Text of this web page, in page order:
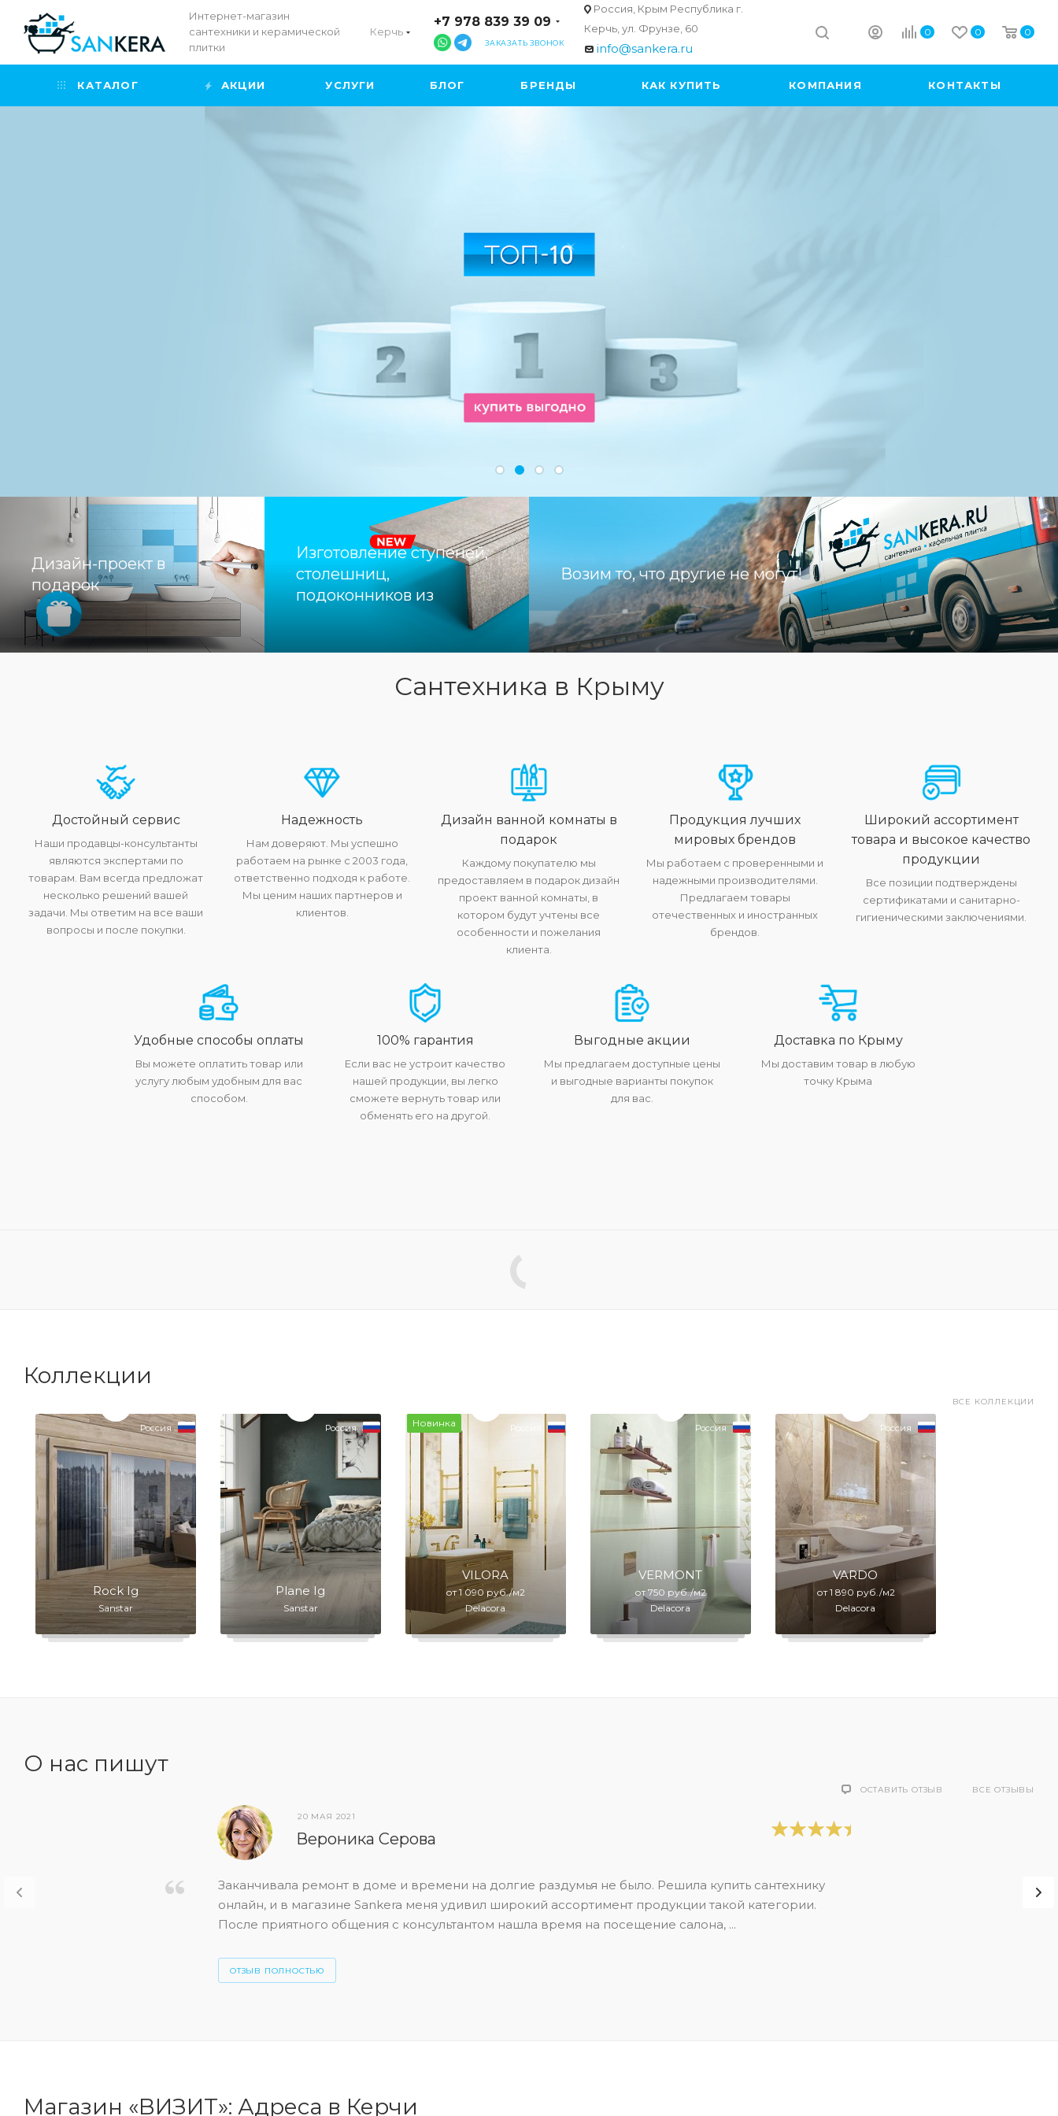
Интернет-магазин
сантехники и керамической
плитки
Керчь
+7 978 839 39 09
ЗАКАЗАТЬ ЗВОНОК
Россия, Крым Республика г.
Керчь, ул. Фрунзе, 60
info@sankera.ru
0 0 0
КАТАЛОГ АКЦИИ УСЛУГИ БЛОГ БРЕНДЫ КАК КУПИТЬ КОМПАНИЯ КОНТАКТЫ
Дизайн-проект в
подарок
Изготовление ступеней,
столешниц,
подоконников из
Возим то, что другие не могут!
Сантехника в Крыму
Достойный сервис
Наши продавцы-консультанты
являются экспертами по
товарам. Вам всегда предложат
несколько решений вашей
задачи. Мы ответим на все ваши
вопросы и после покупки.
Надежность
Нам доверяют. Мы успешно
работаем на рынке с 2003 года,
ответственно подходя к работе.
Мы ценим наших партнеров и
клиентов.
Дизайн ванной комнаты в
подарок
Каждому покупателю мы
предоставляем в подарок дизайн
проект ванной комнаты, в
котором будут учтены все
особенности и пожелания
клиента.
Продукция лучших
мировых брендов
Мы работаем с проверенными и
надежными производителями.
Предлагаем товары
отечественных и иностранных
брендов.
Широкий ассортимент
товара и высокое качество
продукции
Все позиции подтверждены
сертификатами и санитарно-
гигиеническими заключениями.
Удобные способы оплаты
Вы можете оплатить товар или
услугу любым удобным для вас
способом.
100% гарантия
Если вас не устроит качество
нашей продукции, вы легко
сможете вернуть товар или
обменять его на другой.
Выгодные акции
Мы предлагаем доступные цены
и выгодные варианты покупок
для вас.
Доставка по Крыму
Мы доставим товар в любую
точку Крыма
Коллекции
ВСЕ КОЛЛЕКЦИИ
Россия
Rock Ig
Sanstar
Россия
Plane Ig
Sanstar
Россия
Новинка
VILORA
от 1 090 руб./м2
Delacora
Россия
VERMONT
от 750 руб./м2
Delacora
Россия
VARDO
от 1 890 руб./м2
Delacora
О нас пишут
ВСЕ ОТЗЫВЫ
ОСТАВИТЬ ОТЗЫВ
20 МАЯ 2021
Вероника Серова
Заканчивала ремонт в доме и времени на долгие раздумья не было. Решила купить сантехнику
онлайн, и в магазине Sankera меня удивил широкий ассортимент продукции такой категории.
После приятного общения с консультантом нашла время на посещение салона, ...
ОТЗЫВ ПОЛНОСТЬЮ
Магазин «ВИЗИТ»: Адреса в Керчи